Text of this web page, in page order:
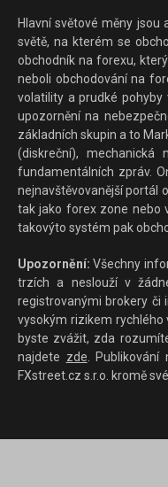
Hlavní světové měny jsou
světě, na kterém se
obchodník na forexu,
neboli obchodování na
volatility a prudké
upozornění na
základních skupin a to
(diskreční),
fundamentálních zpráv.
nejnavštěvovanější portál
tak jako forex zone nebo
takovýto systém pak
Upozornění: Všechny
trzích a neslouží v
registrovanými brokery či
vysokým rizikem rychlého
byste zvážit, zda
najdete zde. Publikování
FXstreet.cz s.r.o. kromě